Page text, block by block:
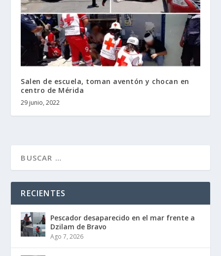
Salen de escuela, toman aventón y chocan en
centro de Mérida
29 junio, 2022
RECIENTES
Pescador desaparecido en el mar frente a
Dzilam de Bravo
Ago 7, 2026